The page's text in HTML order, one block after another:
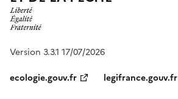
Version 3.3.1 17/07/2026
ecologie.gouv.fr
legifrance.gouv.fr